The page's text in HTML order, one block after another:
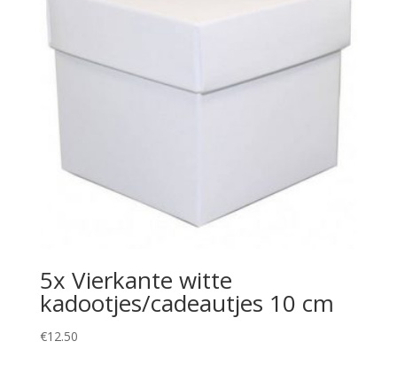
5x Vierkante witte
kadootjes/cadeautjes 10 cm
€12.50